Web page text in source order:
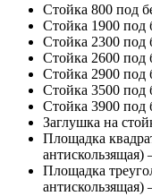
Стойка 800 под
Стойка 1900 под
Стойка 2300 под
Стойка 2600 под
Стойка 2900 под
Стойка 3500 под
Стойка 3900 под
Заглушка на
Площадка
антискользящая)
Площадка
антискользящая)